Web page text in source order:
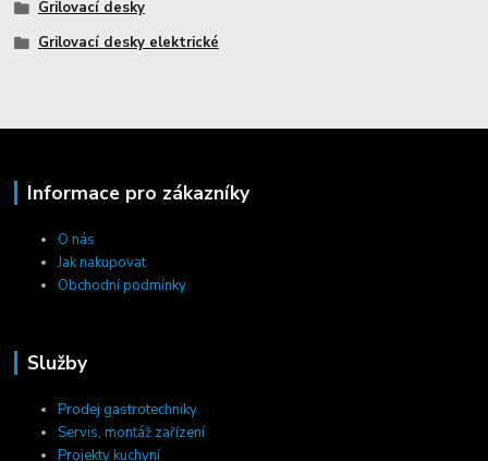
Grilovací desky
Grilovací desky elektrické
Informace pro zákazníky
O nás
Jak nakupovat
Obchodní podmínky
Služby
Prodej gastrotechniky
Servis, montáž zařízení
Projekty kuchyní